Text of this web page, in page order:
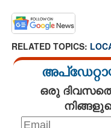
RELATED TOPICS:
ഒരു